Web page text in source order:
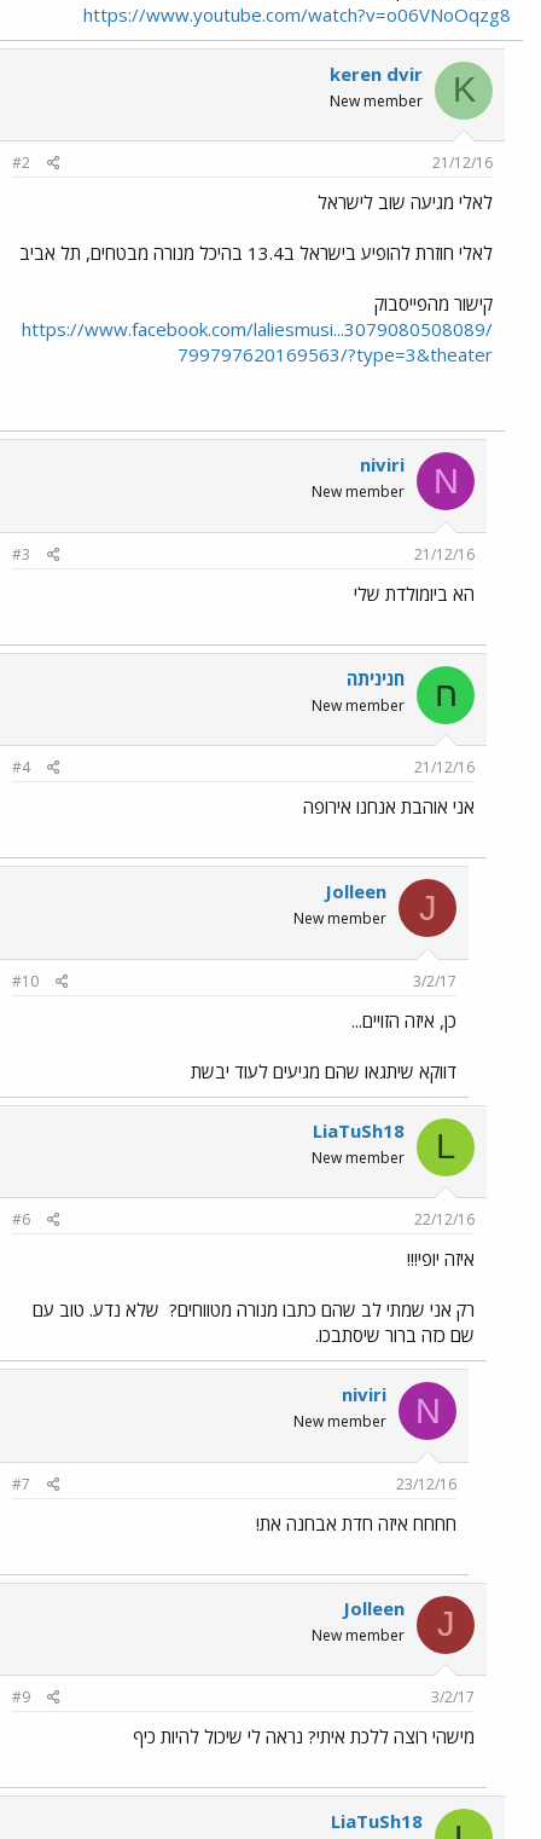
https://www.youtube.com/watch?v=o06VNoOqzg8
K
keren dvir
New member
21/12/16
#2
לאלי מגיעה שוב לישראל
לאלי חוזרת להופיע בישראל ב13.4 בהיכל מנורה מבטחים, תל אביב
קישור מהפייסבוק
https://www.facebook.com/laliesmusi...3079080508089/
799797620169563/?type=3&theater
N
niviri
New member
21/12/16
#3
הא ביומולדת שלי
ח חניניתה
New member
21/12/16
#4
אני אוהבת אנחנו אירופה
J
Jolleen
New member
3/2/17
#10
כן, איזה הזויים...
דווקא שיתגאו שהם מגיעים לעוד יבשת
L
LiaTuSh18
New member
22/12/16
#6
איזה יופי!!!
רק אני שמתי לב שהם כתבו מנורה מטווחים? שלא נדע. טוב עם
שם כזה ברור שיסתבכו.
N
niviri
New member
23/12/16
#7
חחחח איזה חדת אבחנה את!
J
Jolleen
New member
3/2/17
#9
מישהי רוצה ללכת איתי? נראה לי שיכול להיות כיף
LiaTuSh18